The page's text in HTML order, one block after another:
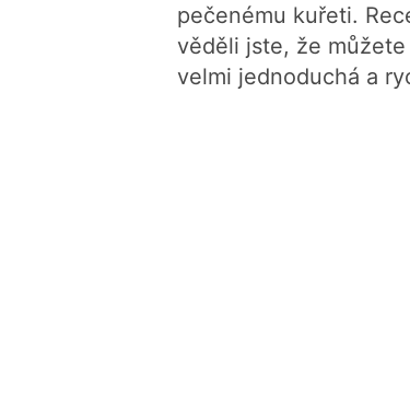
pečenému kuřeti.
věděli jste, že
velmi jednoduchá a